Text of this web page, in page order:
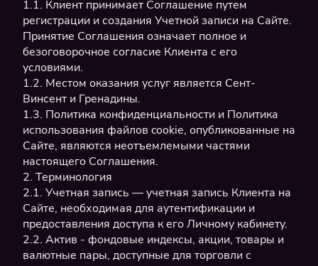
1.1. Клиент принимает Соглашение путем
регистрации и создания Учетной записи на Сайте.
Принятие Соглашения означает полное и
безоговорочное согласие Клиента с его
условиями.
1.2. Местом оказания услуг является Сент-
Винсент и Гренадины.
1.3. Политика конфиденциальности и Политика
использования файлов cookie, опубликованные на
Сайте, являются неотъемлемыми частями
настоящего Соглашения.
2. Терминология
2.1. Учетная запись — учетная запись Клиента на
Сайте, необходимая для аутентификации и
предоставления доступа к его Личному кабинету.
2.2. Актив - фондовые индексы, акции, товары и
валютные пары, доступные для торговли с